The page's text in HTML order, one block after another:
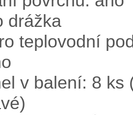
drážka
teplovodní
v balení: 8 ks